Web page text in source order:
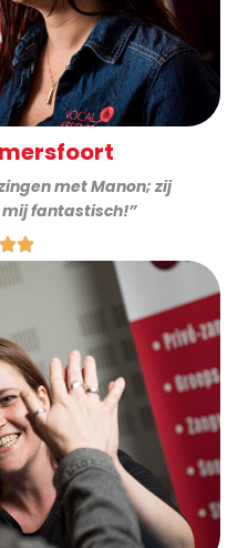
met Manon; zij
fantastisch!”